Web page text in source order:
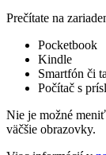
Prečítate na
Pocketbook
Kindle
Smartfón či
Počítač s
Nie je možné
väčšie obrazovky.